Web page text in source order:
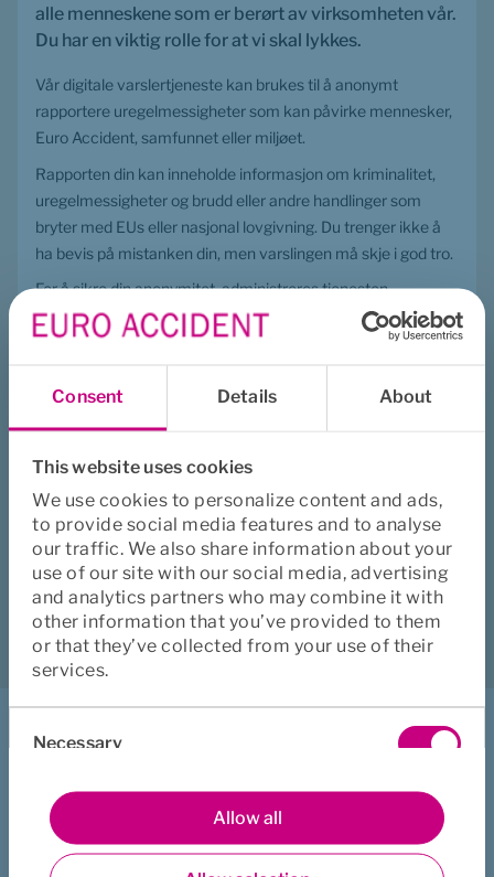
Consent Details About
This website uses cookies
We use cookies to personalize content and ads,
to provide social media features and to analyse
our traffic. We also share information about your
use of our site with our social media, advertising
and analytics partners who may combine it with
other information that you’ve provided to them
or that they’ve collected from your use of their
services.
Selection
Necessary
Preferences Allow all
alle menneskene som er berørt av virksomheten vår.
Du har en viktig rolle for at vi skal lykkes.
Vår digitale varslertjeneste kan brukes til å anonymt
rapportere uregelmessigheter som kan påvirke mennesker,
Euro Accident, samfunnet eller miljøet.
Rapporten din kan inneholde informasjon om kriminalitet,
uregelmessigheter og brudd eller andre handlinger som
bryter med EUs eller nasjonal lovgivning. Du trenger ikke å
ha bevis på mistanken din, men varslingen må skje i god tro.
For å sikre din anonymitet, administreres tjenesten,
WhistleB, av en ekstern part, Whistleblowing Centre.
Kommunikasjonskanalen er kryptert og passordbeskyttet.
Alle meldinger behandles konfidensielt.
Hjalp denne siden deg?
Ja
Nei
Last ned Skriv ut Del
Jeg vil
Melde inn refusjon
Kontakte oss